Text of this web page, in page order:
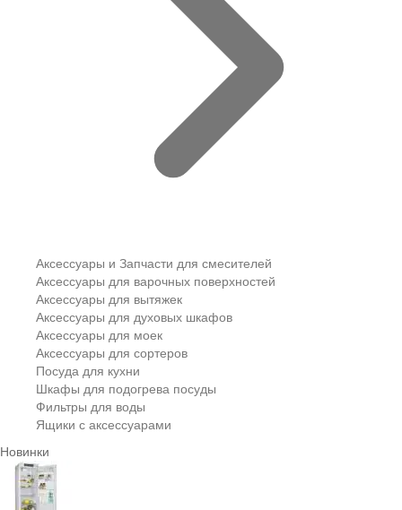
Аксессуары и Запчасти для смесителей
Аксессуары для варочных поверхностей
Аксессуары для вытяжек
Аксессуары для духовых шкафов
Аксессуары для моек
Аксессуары для сортеров
Посуда для кухни
Шкафы для подогрева посуды
Фильтры для воды
Ящики с аксессуарами
Новинки